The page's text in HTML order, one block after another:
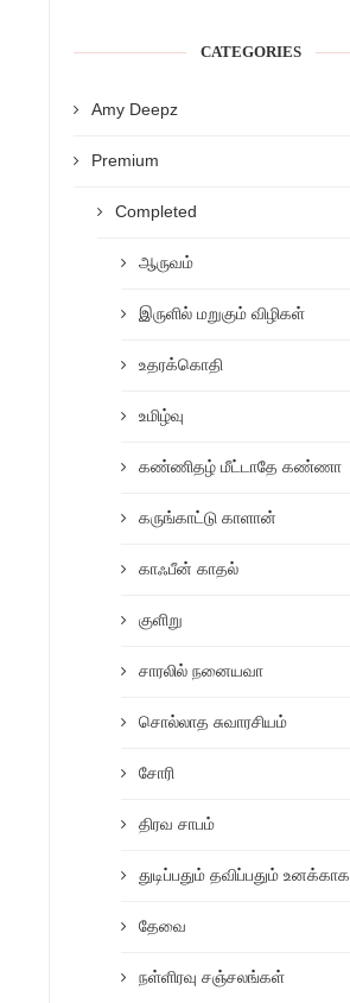
CATEGORIES
Amy Deepz
Premium
Completed
ஆருவம்
இருளில் மறுகும் விழிகள்
உதரக்கொதி
உமிழ்வு
கண்ணிதழ் மீட்டாதே கண்ணா
கருங்காட்டு காளான்
காஃபீன் காதல்
குளிறு
சாரலில் நனையவா
சொல்லாத சுவாரசியம்
சோரி
திரவ சாபம்
துடிப்பதும் தவிப்பதும் உனக்காக
தேவை
நள்ளிரவு சஞ்சலங்கள்